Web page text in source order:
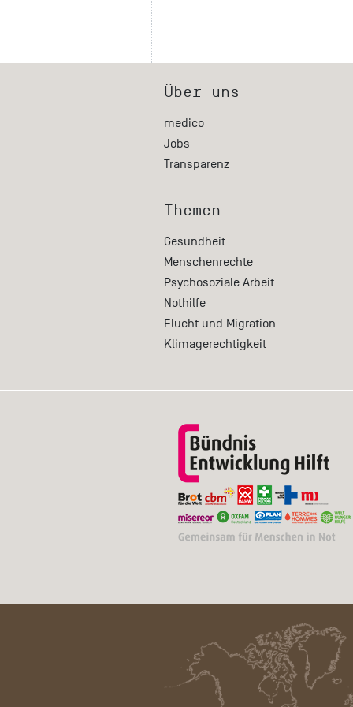
Über uns
medico
Jobs
Transparenz
Themen
Gesundheit
Menschenrechte
Psychosoziale Arbeit
Nothilfe
Flucht und Migration
Klimagerechtigkeit